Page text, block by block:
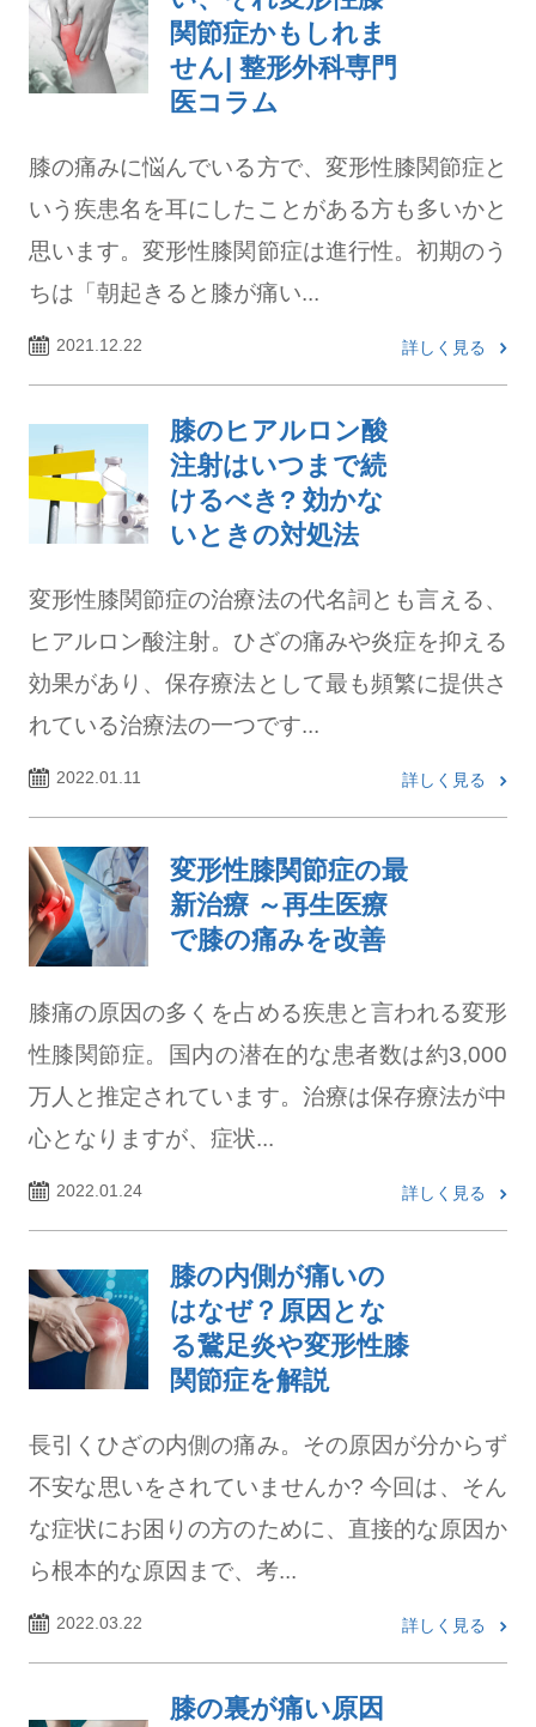
関節症かもしれま
せん| 整形外科専門
医コラム
膝の痛みに悩んでいる方で、変形性膝関節症と
いう疾患名を耳にしたことがある方も多いかと
思います。変形性膝関節症は進行性。初期のう
ちは「朝起きると膝が痛い...
2021.12.22 詳しく見る
膝のヒアルロン酸
注射はいつまで続
けるべき? 効かな
いときの対処法
変形性膝関節症の治療法の代名詞とも言える、
ヒアルロン酸注射。ひざの痛みや炎症を抑える
効果があり、保存療法として最も頻繁に提供さ
れている治療法の一つです...
2022.01.11 詳しく見る
変形性膝関節症の最
新治療 ～再生医療
で膝の痛みを改善
膝痛の原因の多くを占める疾患と言われる変形
性膝関節症。国内の潜在的な患者数は約3,000
万人と推定されています。治療は保存療法が中
心となりますが、症状...
2022.01.24 詳しく見る
膝の内側が痛いの
はなぜ？原因とな
る鵞足炎や変形性膝
関節症を解説
長引くひざの内側の痛み。その原因が分からず
不安な思いをされていませんか? 今回は、そん
な症状にお困りの方のために、直接的な原因か
ら根本的な原因まで、考...
2022.03.22 詳しく見る
膝の裏が痛い原因